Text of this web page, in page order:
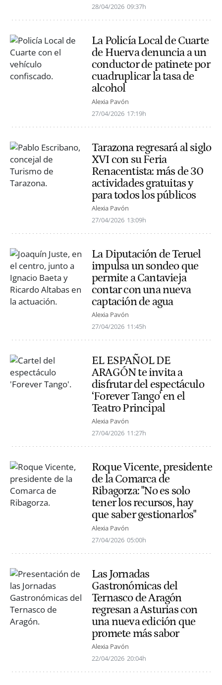
28/04/2026 09:37h
La Policía Local de Cuarte
de Huerva denuncia a un
conductor de patinete por
cuadruplicar la tasa de
alcohol
Alexia Pavón
27/04/2026 17:19h
Tarazona regresará al siglo
XVI con su Feria
Renacentista: más de 30
actividades gratuitas y
para todos los públicos
Alexia Pavón
27/04/2026 13:09h
La Diputación de Teruel
impulsa un sondeo que
permite a Cantavieja
contar con una nueva
captación de agua
Alexia Pavón
27/04/2026 11:45h
EL ESPAÑOL DE
ARAGÓN te invita a
disfrutar del espectáculo
‘Forever Tango’ en el
Teatro Principal
Alexia Pavón
27/04/2026 11:27h
Roque Vicente, presidente
de la Comarca de
Ribagorza: "No es solo
tener los recursos, hay
que saber gestionarlos"
Alexia Pavón
27/04/2026 05:00h
Las Jornadas
Gastronómicas del
Ternasco de Aragón
regresan a Asturias con
una nueva edición que
promete más sabor
Alexia Pavón
22/04/2026 20:04h